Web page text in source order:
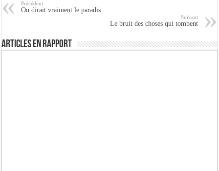
Précédent
On dirait vraiment le paradis
Suivant
Le bruit des choses qui tombent
Articles en rapport